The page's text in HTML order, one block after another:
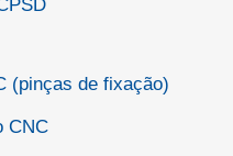
(pinças de fixação)
CNC